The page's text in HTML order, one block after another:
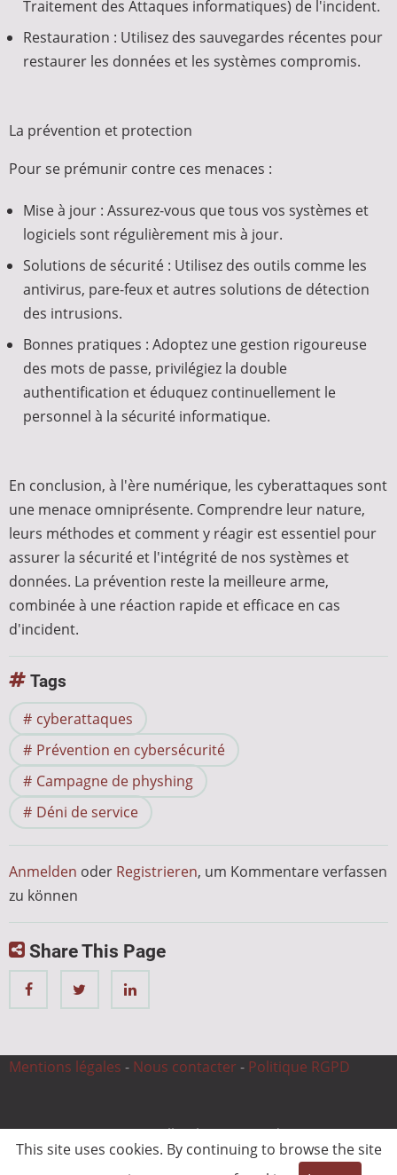
Traitement des Attaques informatiques) de l'incident.
Restauration : Utilisez des sauvegardes récentes pour
restaurer les données et les systèmes compromis.
La prévention et protection
Pour se prémunir contre ces menaces :
Mise à jour : Assurez-vous que tous vos systèmes et
logiciels sont régulièrement mis à jour.
Solutions de sécurité : Utilisez des outils comme les
antivirus, pare-feux et autres solutions de détection
des intrusions.
Bonnes pratiques : Adoptez une gestion rigoureuse
des mots de passe, privilégiez la double
authentification et éduquez continuellement le
personnel à la sécurité informatique.
En conclusion, à l'ère numérique, les cyberattaques sont
une menace omniprésente. Comprendre leur nature,
leurs méthodes et comment y réagir est essentiel pour
assurer la sécurité et l'intégrité de nos systèmes et
données. La prévention reste la meilleure arme,
combinée à une réaction rapide et efficace en cas
d'incident.
Tags
cyberattaques
Prévention en cybersécurité
Campagne de physhing
Déni de service
Anmelden oder Registrieren, um Kommentare verfassen
zu können
Share This Page
Mentions légales - Nous contacter - Politique RGPD
© 2026 CnC Expertise, All rights reserved.
This site uses cookies. By continuing to browse the site